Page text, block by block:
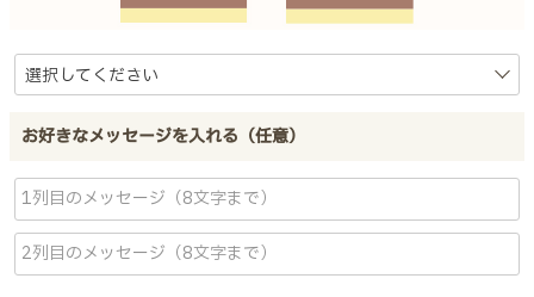
お好きなメッセージを入れる（任意）